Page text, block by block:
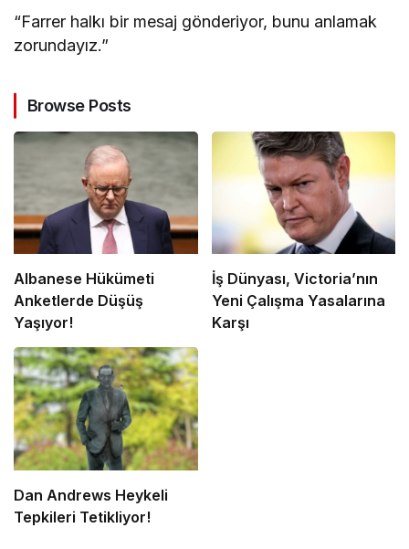
“Farrer halkı bir mesaj gönderiyor, bunu anlamak
zorundayız.”
Browse Posts
Albanese Hükümeti
Anketlerde Düşüş
Yaşıyor!
İş Dünyası, Victoria’nın
Yeni Çalışma Yasalarına
Karşı
Dan Andrews Heykeli
Tepkileri Tetikliyor!